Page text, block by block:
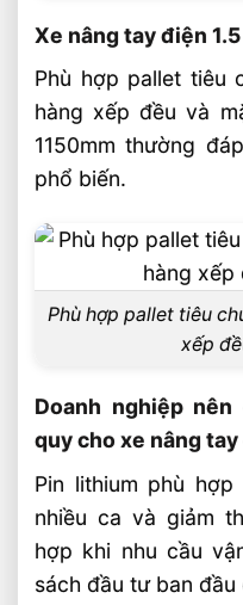
Xe nâng tay điện
Phù hợp pallet tiêu
hàng xếp đều và
1150mm thường
phổ biến.
Phù hợp pallet tiêu
xếp
Doanh nghiệp
quy cho xe nâng
Pin lithium phù
nhiều ca và giảm
hợp khi nhu cầu
sách đầu tư ban đầu